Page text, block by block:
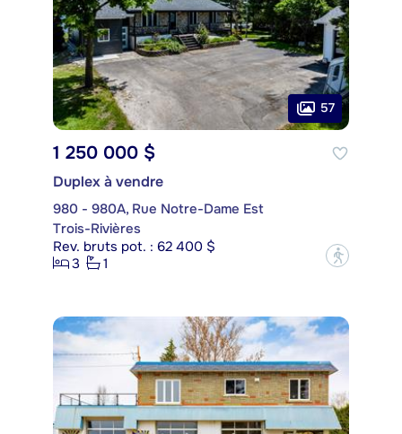
57
1 250 000 $
Duplex à vendre
980 - 980A, Rue Notre-Dame Est
Trois-Rivières
Rev. bruts pot. : 62 400 $
3
1 ?